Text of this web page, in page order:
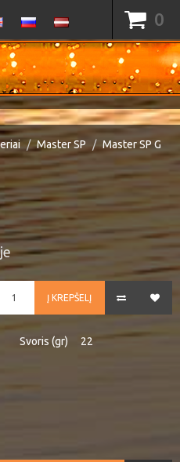
0
Master SP
Master SP G
Į KREPŠELĮ
Svoris (gr) 22